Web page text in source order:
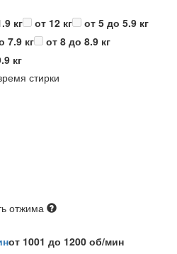
кг от 12 кг
от 5 до 5.9 кг
7.9 кг
от 8 до 8.9 кг
кг
стирки
отжима
от 1001 до 1200 об/мин